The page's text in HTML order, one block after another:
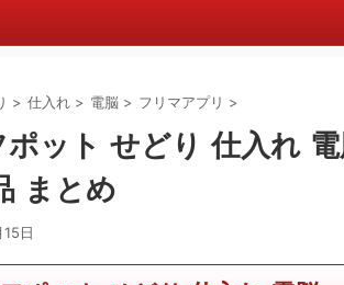
> 仕入れ > 電脳 > フリマアプリ >
ポット せどり 仕入れ
まとめ
日